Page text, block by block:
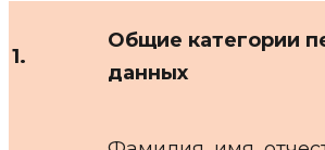
1.
Общие категории
данных